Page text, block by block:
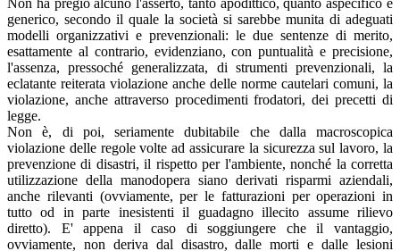
generico, secondo il quale la società si sarebbe munita di adeguati
modelli organizzativi e prevenzionali: le due sentenze di merito,
esattamente al contrario, evidenziano, con puntualità e precisione,
l'assenza, pressoché generalizzata, di strumenti prevenzionali, la
eclatante reiterata violazione anche delle norme cautelari comuni, la
violazione, anche attraverso procedimenti frodatori, dei precetti di
legge.
Non è, di poi, seriamente dubitabile che dalla macroscopica
violazione delle regole volte ad assicurare la sicurezza sul lavoro, la
prevenzione di disastri, il rispetto per l'ambiente, nonché la corretta
utilizzazione della manodopera siano derivati risparmi aziendali,
anche rilevanti (ovviamente, per le fatturazioni per operazioni in
tutto od in parte inesistenti il guadagno illecito assume rilievo
diretto). E' appena il caso di soggiungere che il vantaggio,
ovviamente, non deriva dal disastro, dalle morti e dalle lesioni